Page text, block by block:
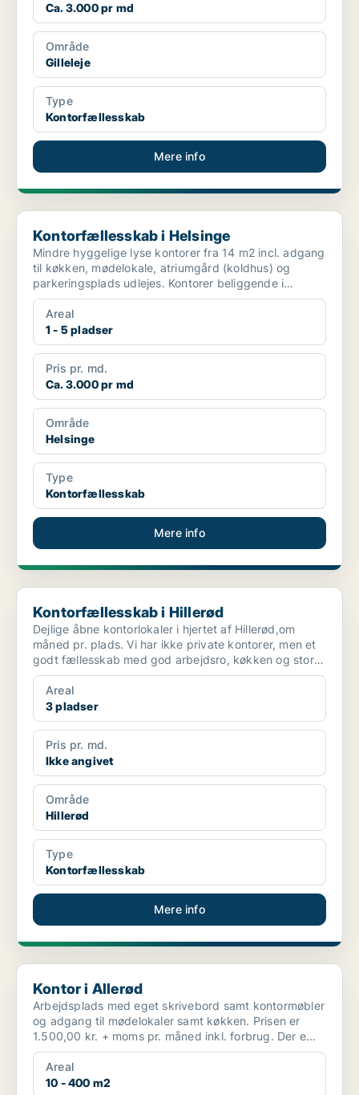
Ca. 3.000 pr md
Område
Gilleleje
Type
Kontorfællesskab
Mere info
Kontorfællesskab i Helsinge
Kontorfællesskab i Helsinge
Mindre hyggelige lyse kontorer fra 14 m2 incl. adgang
til køkken, mødelokale, atriumgård (koldhus) og
parkeringsplads udlejes. Kontorer beliggende i
nærhed a...
Areal
1 - 5 pladser
Pris pr. md.
Ca. 3.000 pr md
Område
Helsinge
Type
Kontorfællesskab
Mere info
Kontorfællesskab i Hillerød
Kontorfællesskab i Hillerød
Dejlige åbne kontorlokaler i hjertet af Hillerød,om
måned pr. plads. Vi har ikke private kontorer, men et
godt fællesskab med god arbejdsro, køkken og stor
t...
Areal
3 pladser
Pris pr. md.
Ikke angivet
Område
Hillerød
Type
Kontorfællesskab
Mere info
Kontor i Allerød
Kontor i Allerød
Arbejdsplads med eget skrivebord samt kontormøbler
og adgang til mødelokaler samt køkken. Prisen er
1.500,00 kr. + moms pr. måned inkl. forbrug. Der e...
Areal
10 - 400 m2